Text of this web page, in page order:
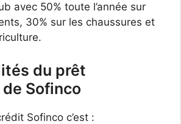
avec 50% toute l’année sur
30% sur les chaussures et
du prêt
Sofinco
Sofinco c’est :